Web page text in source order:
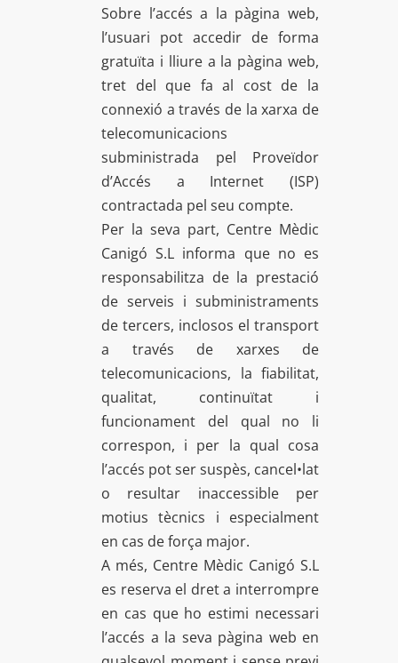
Sobre l’accés a la pàgina web,
l’usuari pot accedir de forma
gratuïta i lliure a la pàgina web,
tret del que fa al cost de la
connexió a través de la xarxa de
telecomunicacions
subministrada pel Proveïdor
d’Accés a Internet (ISP)
contractada pel seu compte.
Per la seva part, Centre Mèdic
Canigó S.L informa que no es
responsabilitza de la prestació
de serveis i subministraments
de tercers, inclosos el transport
a través de xarxes de
telecomunicacions, la fiabilitat,
qualitat, continuïtat i
funcionament del qual no li
correspon, i per la qual cosa
l’accés pot ser suspès, cancel•lat
o resultar inaccessible per
motius tècnics i especialment
en cas de força major.
A més, Centre Mèdic Canigó S.L
es reserva el dret a interrompre
en cas que ho estimi necessari
l’accés a la seva pàgina web en